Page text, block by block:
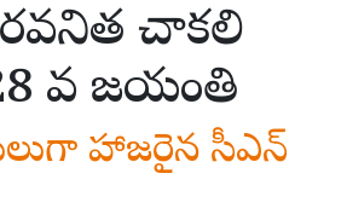
చాకలి
వ జయంతి
హాజరైన సీఎన్